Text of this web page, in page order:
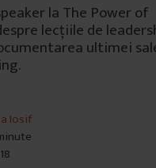
la The Power of
lecțiile de
ultimei
Iosif